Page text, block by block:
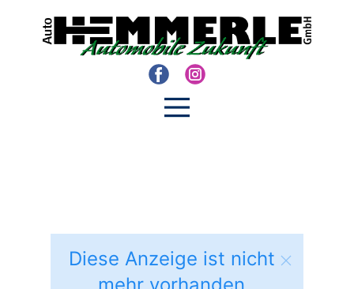
Diese Anzeige ist nicht